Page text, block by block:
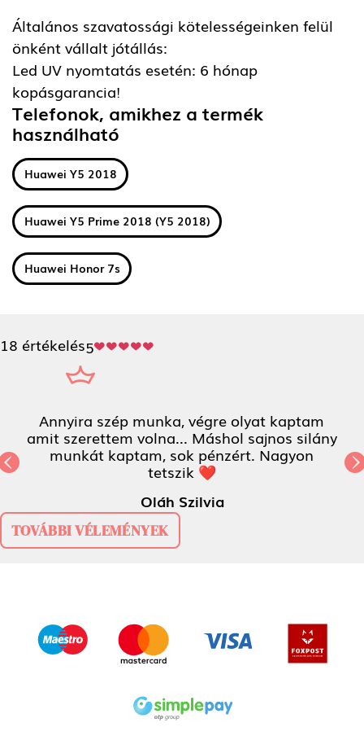
Általános szavatossági kötelességeinken felül
önként vállalt jótállás:
Led UV nyomtatás esetén: 6 hónap
kopásgarancia!
Telefonok, amikhez a termék
használható
Huawei Y5 2018
Huawei Y5 Prime 2018 (Y5 2018)
Huawei Honor 7s
18 értékelés5
Annyira szép munka, végre olyat kaptam
amit szerettem volna... Máshol sajnos silány
munkát kaptam, sok pénzért. Nagyon
tetszik ❤
Oláh Szilvia
Previous
TOVÁBBI VÉLEMÉNYEK